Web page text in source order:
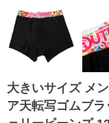
大きいサイズ メ
ア天転写ゴムブ